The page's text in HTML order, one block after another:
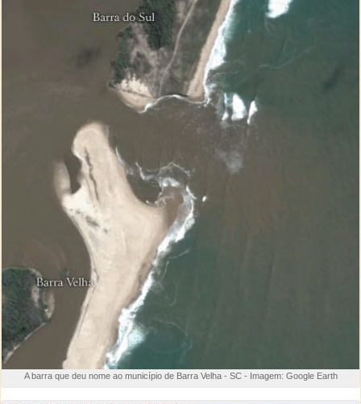
A barra que deu nome ao município de Barra Velha - SC - Imagem: Google Earth